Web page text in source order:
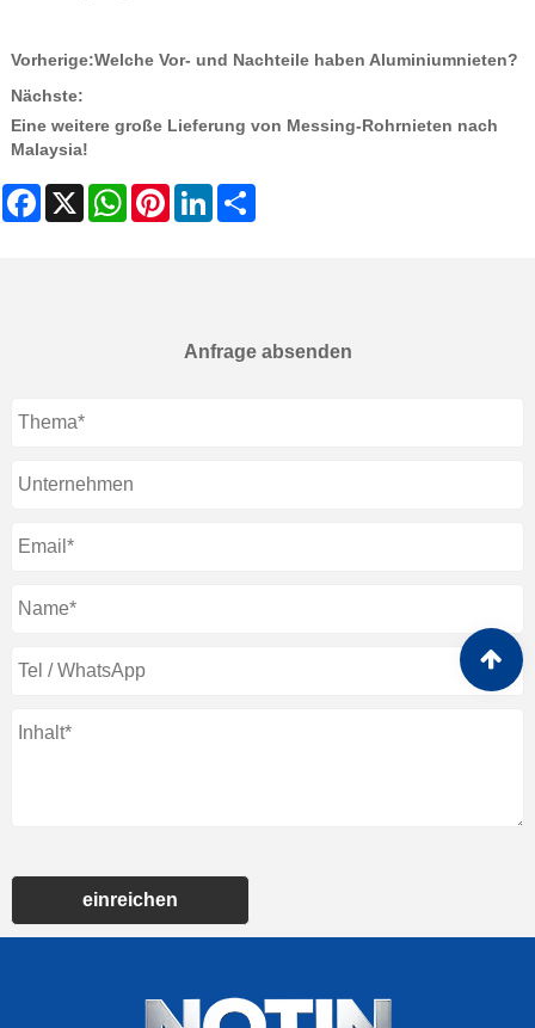
Vorherige:Welche Vor- und Nachteile haben Aluminiumnieten?
Nächste:
Eine weitere große Lieferung von Messing-Rohrnieten nach
Malaysia!
Facebook
X WhatsAppPinterestLinkedIn
Anfrage absenden
einreichen